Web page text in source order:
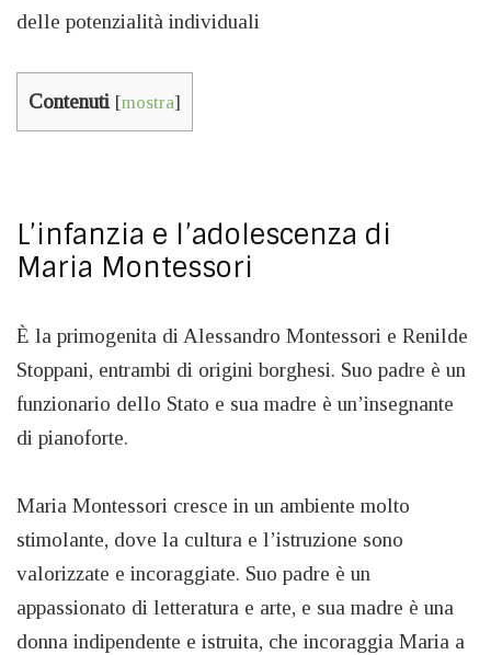
delle potenzialità individuali
Contenuti [mostra]
L’infanzia e l’adolescenza di
Maria Montessori
È la primogenita di Alessandro Montessori e Renilde
Stoppani, entrambi di origini borghesi. Suo padre è un
funzionario dello Stato e sua madre è un’insegnante
di pianoforte.
Maria Montessori cresce in un ambiente molto
stimolante, dove la cultura e l’istruzione sono
valorizzate e incoraggiate. Suo padre è un
appassionato di letteratura e arte, e sua madre è una
donna indipendente e istruita, che incoraggia Maria a